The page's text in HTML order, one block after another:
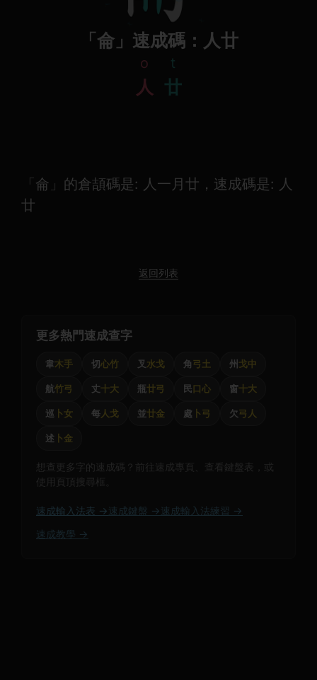
「侖」速成碼：人廿
o
人
t
廿
「侖」的倉頡碼是: 人一月廿，速成碼是: 人
廿
返回列表
更多熱門速成查字
韋木手 切心竹 叉 水戈 角弓土 州 戈中
航竹弓 丈十大 瓶廿弓 民口心 窗十大
巡 卜女 每人戈 並廿金 處 卜弓 欠弓人
述 卜金
想查更多字的速成碼？前往速成專頁、查看鍵盤表，或
使用頁頂搜尋框。
速成輸入法表 → 速成鍵盤 → 速成輸入法練習 →
速成教學 →